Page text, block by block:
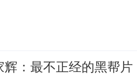
辉：最不正经的黑帮片